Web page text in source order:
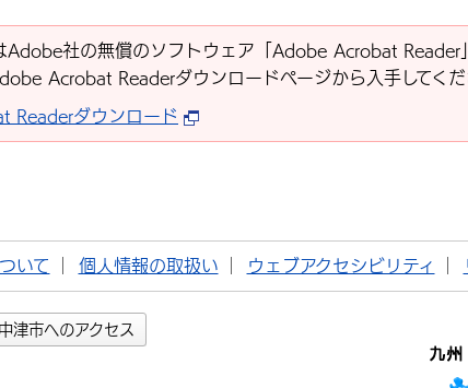
Adobe社の無償のソフトウェア「Adobe Acrobat Reader
Acrobat Readerダウンロードページから入手してくだ
Readerダウンロード
いて 個人情報の取扱い ウェブアクセシビリティ
中津市へのアクセス